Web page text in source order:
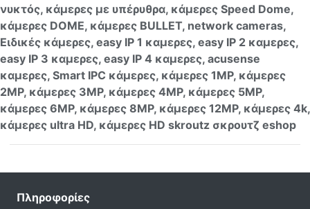
νυκτός, κάμερες με υπέρυθρα, κάμερες Speed Dome,
κάμερες DOME, κάμερες BULLET, network cameras,
Ειδικές κάμερες, easy IP 1 καμερες, easy IP 2 καμερες,
easy IP 3 καμερες, easy IP 4 καμερες, acusense
καμερες, Smart IPC κάμερες, κάμερες 1MP, κάμερες
2MP, κάμερες 3MP, κάμερες 4MP, κάμερες 5MP,
κάμερες 6MP, κάμερες 8MP, κάμερες 12MP, κάμερες 4k,
κάμερες ultra HD, κάμερες HD skroutz σκρουτζ eshop
Πληροφορίες